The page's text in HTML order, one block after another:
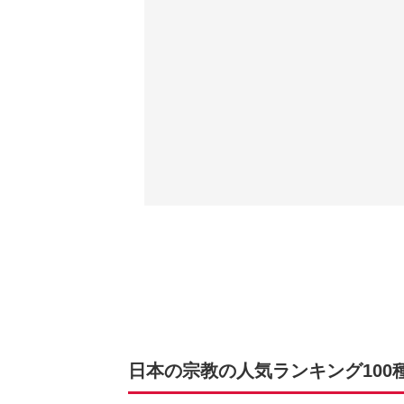
日本の宗教の人気ランキング100